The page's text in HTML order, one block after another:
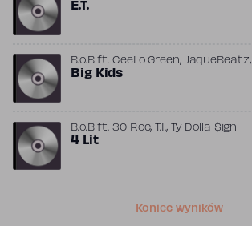
E.T.
B.o.Bft. CeeLo Green, JaqueBeatz,
Big Kids
B.o.Bft. 30 Roc, T.I., Ty Dolla $ign
4 Lit
Koniec wyników